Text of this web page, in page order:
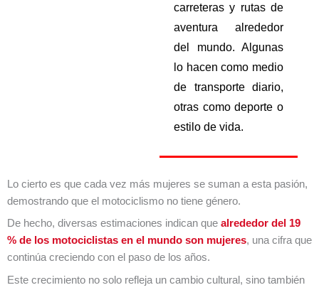
carreteras y rutas de
aventura alrededor
del mundo. Algunas
lo hacen como medio
de transporte diario,
otras como deporte o
estilo de vida.
Lo cierto es que cada vez más mujeres se suman a esta pasión,
demostrando que el motociclismo no tiene género.
De hecho, diversas estimaciones indican que alrededor del 19
% de los motociclistas en el mundo son mujeres, una cifra que
continúa creciendo con el paso de los años.
Este crecimiento no solo refleja un cambio cultural, sino también